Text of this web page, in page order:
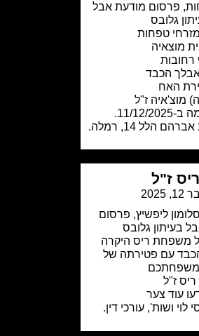
מודעת אבל
ז"ל
רמלה.
,פרסום
גלובס
ריס היקרה
פטירתה של
עורכי דין.